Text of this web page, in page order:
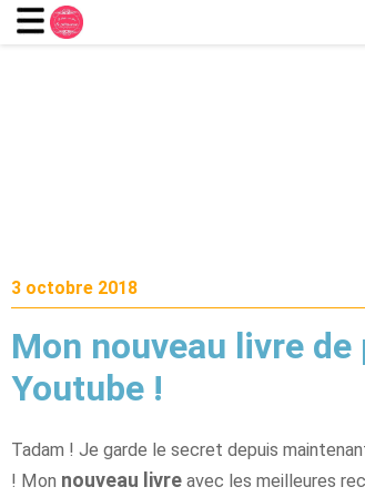
3 octobre 2018
Mon nouveau livre
Youtube !
Tadam ! Je garde le secret depuis
! Mon nouveau livre avec les meilleures